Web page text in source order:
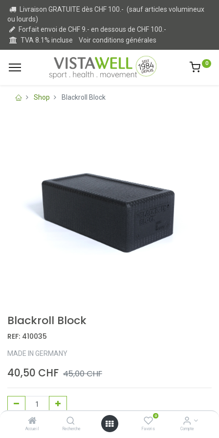
Accueil Recherche
0
Favoris Compte
Livraison GRATUITE dès CHF 100.- (sauf articles volumineux
ou lourds)
Forfait envoi de CHF 9.- en dessous de CHF 100.-
TVA 8.1% incluse Voir conditions générales
0
Shop Blackroll Block
Blackroll Block
REF: 410035
MADE IN GERMANY
40,50 CHF 45,00CHF
Ajouter au panier